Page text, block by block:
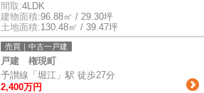
間取:4LDK
建物面積:96.88㎡ / 29.30坪
土地面積:130.48㎡ / 39.47坪
売買｜中古一戸建
戸建 権現町
予讃線「堀江」駅 徒歩27分
2,400万円